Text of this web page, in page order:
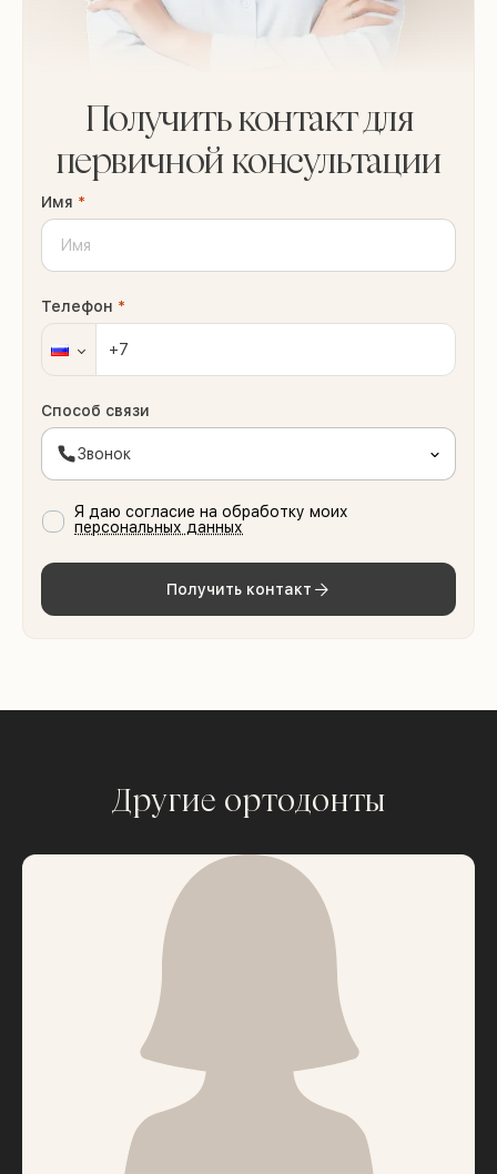
Получить контакт для
первичной консультации
Имя *
Телефон *
Способ связи
Звонок
Я даю согласие на обработку моих
персональных данных
Получить контакт
Другие ортодонты